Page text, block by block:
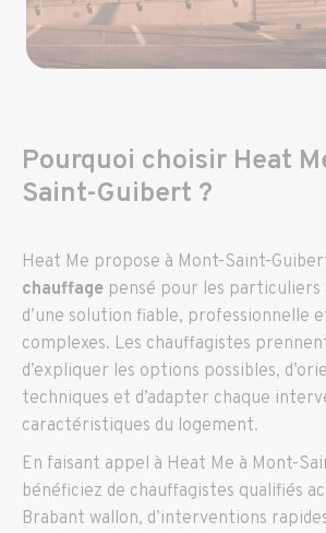
Pourquoi choisir Heat
Saint-Guibert ?
Heat Me propose à Mont-Saint-
chauffage pensé pour les particuliers
d’une solution fiable, professionnelle
complexes. Les chauffagistes
d’expliquer les options possibles,
techniques et d’adapter chaque
caractéristiques du logement.
En faisant appel à Heat Me à Mont-
bénéficiez de chauffagistes qualifiés
Brabant wallon, d’interventions